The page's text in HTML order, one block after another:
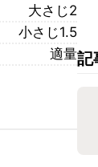
大さじ2
小さじ1.5
適量記